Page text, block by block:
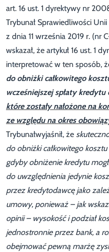
art. 16 ust. 1 dyrektywy nr
Trybunał Sprawiedliwości
z dnia 11 września 2019 r. (nr
wskazał, że artykuł 16 ust. 1
interpretować w ten sposób,
do obniżki całkowitego
wcześniejszej spłaty
które zostały nałożone na
ze względu na okres
Trybunałwyjaśnił, że
do obniżki całkowitego
gdyby obniżenie kredytu
do uwzględnienia jedynie
przez kredytodawcę jako
umowy, ponieważ – jak
opinii – wysokość i podział
jednostronnie przez bank, a
obejmować pewną marżę